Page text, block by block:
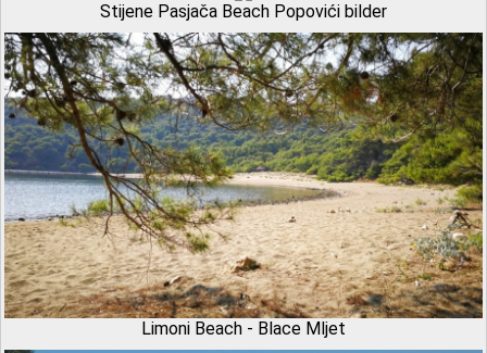
Stijene Pasjača Beach Popovići bilder
Limoni Beach - Blace Mljet